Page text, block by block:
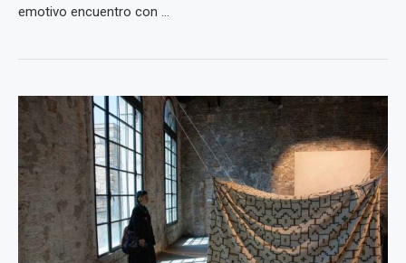
emotivo encuentro con ...